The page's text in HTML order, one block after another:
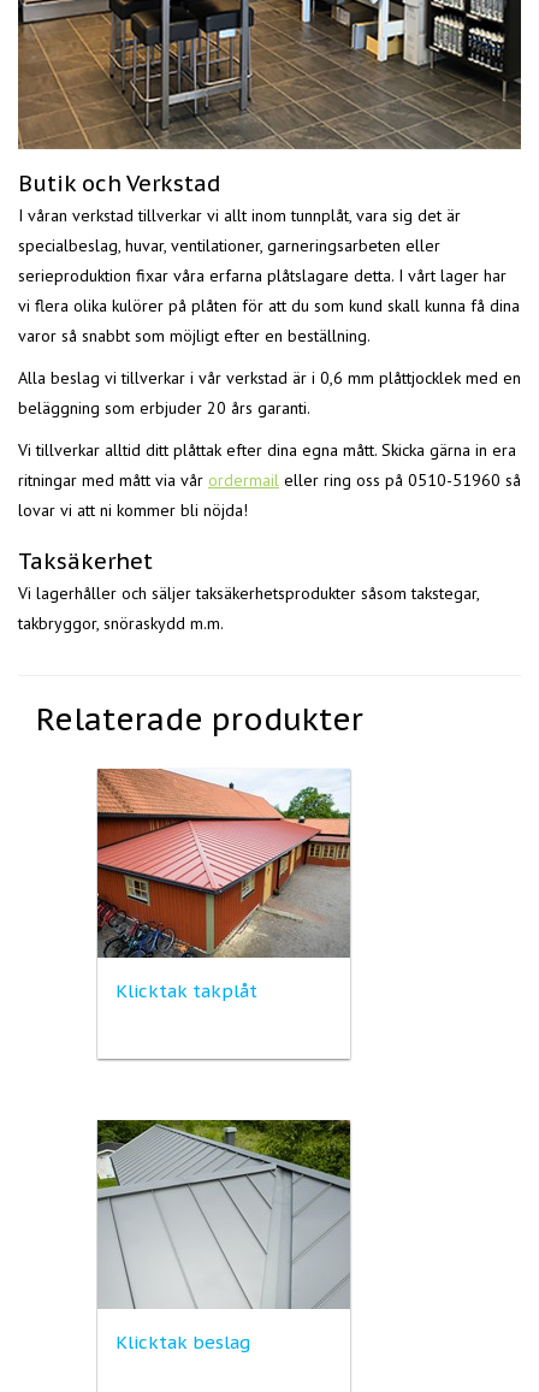
Butik och Verkstad
I våran verkstad tillverkar vi allt inom tunnplåt, vara sig det är
specialbeslag, huvar, ventilationer, garneringsarbeten eller
serieproduktion fixar våra erfarna plåtslagare detta. I vårt lager har
vi flera olika kulörer på plåten för att du som kund skall kunna få dina
varor så snabbt som möjligt efter en beställning.
Alla beslag vi tillverkar i vår verkstad är i 0,6 mm plåttjocklek med en
beläggning som erbjuder 20 års garanti.
Vi tillverkar alltid ditt plåttak efter dina egna mått. Skicka gärna in era
ritningar med mått via vår ordermail eller ring oss på 0510-51960 så
lovar vi att ni kommer bli nöjda!
Taksäkerhet
Vi lagerhåller och säljer taksäkerhetsprodukter såsom takstegar,
takbryggor, snöraskydd m.m.
Relaterade produkter
Klicktak takplåt
Klicktak beslag